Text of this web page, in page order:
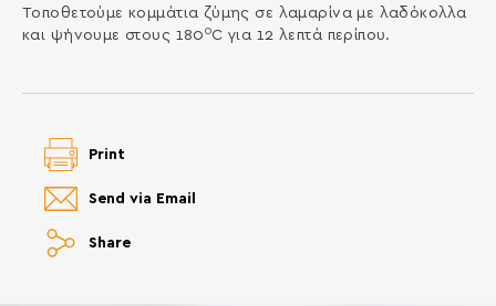
Τοποθετούμε κομμάτια ζύμης σε λαμαρίνα με λαδόκολλα
και ψήνουμε στους 180 0C για 12 λεπτά περίπου.
Share
Send via Email
Print